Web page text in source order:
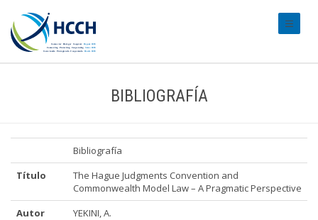
BIBLIOGRAFÍA
Bibliografía
Título
The Hague Judgments Convention and
Commonwealth Model Law – A Pragmatic Perspective
Autor
YEKINI, A.